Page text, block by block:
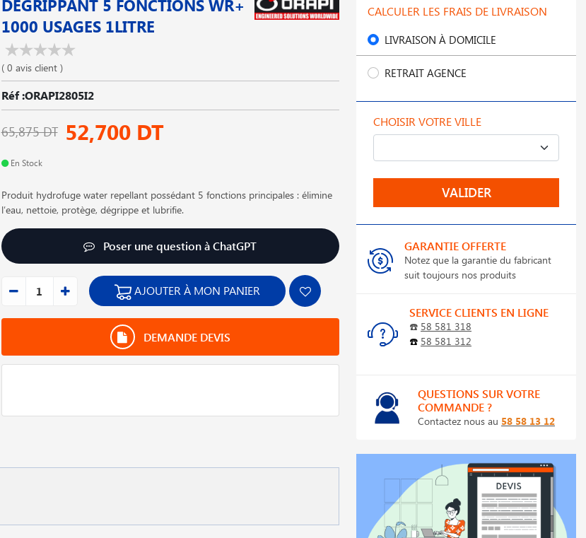
DEGRIPPANT 5 FONCTIONS WR+
1000 USAGES 1LITRE
( 0 avis client )
Réf :ORAPI2805I2
65,875 DT 52,700 DT
En Stock
Produit hydrofuge water repellant possédant 5 fonctions principales : élimine
l′eau, nettoie, protège, dégrippe et lubrifie.
Poser une question à ChatGPT
AJOUTER À MON PANIER
DEMANDE DEVIS
CALCULER LES FRAIS DE LIVRAISON
LIVRAISON À DOMICILE
RETRAIT AGENCE
CHOISIR VOTRE VILLE
VALIDER
GARANTIE OFFERTE
Notez que la garantie du fabricant
suit toujours nos produits
SERVICE CLIENTS EN LIGNE
☎️ 58 581 318
☎️ 58 581 312
QUESTIONS SUR VOTRE
COMMANDE ?
Contactez nous au 58 58 13 12